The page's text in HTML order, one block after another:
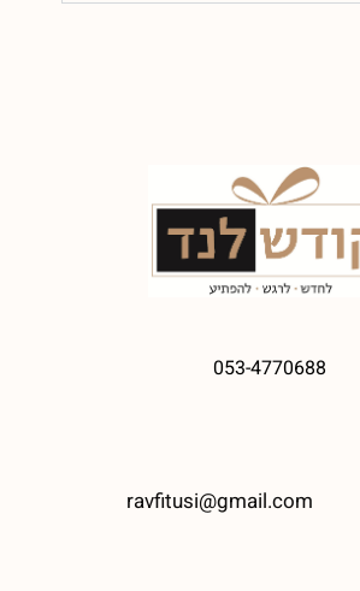
053-4770688